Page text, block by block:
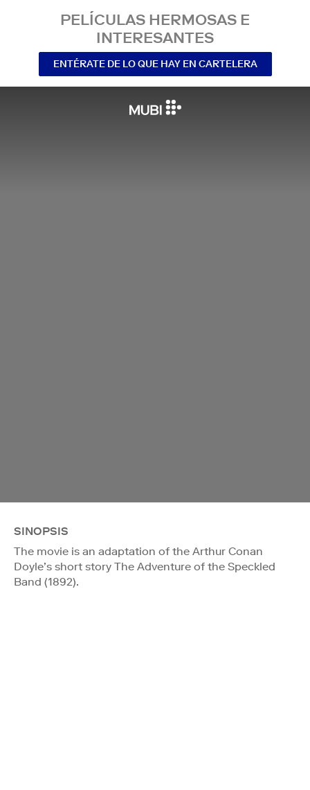
PELÍCULAS HERMOSAS E
INTERESANTES
ENTÉRATE DE LO QUE HAY EN CARTELERA
SINOPSIS
The movie is an adaptation of the Arthur Conan
Doyle’s short story The Adventure of the Speckled
Band (1892).